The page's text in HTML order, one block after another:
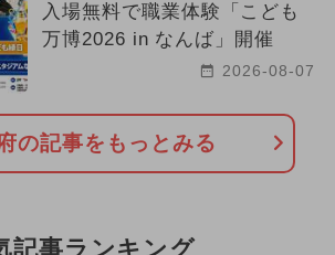
入場無料で職業体験「こども
万博2026 in なんば」開催
2026-08-07
の記事をもっとみる
記事ランキング